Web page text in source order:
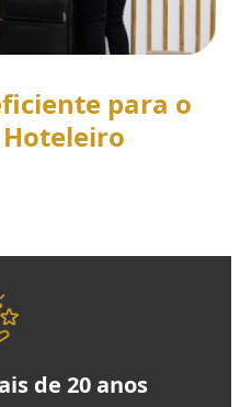
para o
de 20 anos